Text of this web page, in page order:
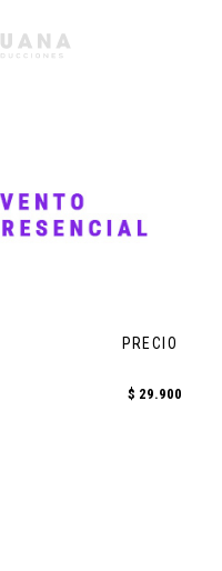
PRECIO
$ 29.900